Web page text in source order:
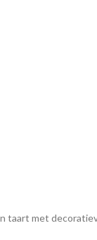
taart met